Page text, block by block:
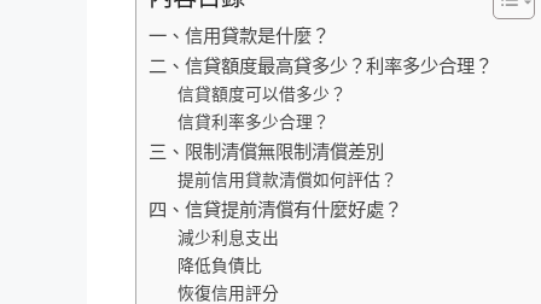
一、信用貸款是什麼？
二、信貸額度最高貸多少？利率多少合理？
信貸額度可以借多少？
信貸利率多少合理？
三、限制清償無限制清償差別
提前信用貸款清償如何評估？
四、信貸提前清償有什麼好處？
減少利息支出
降低負債比
恢復信用評分